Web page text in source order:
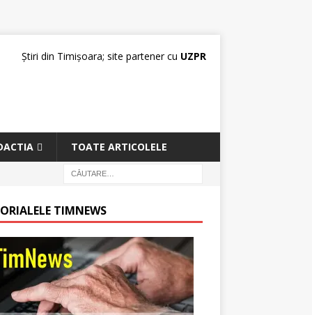
Știri din Timișoara; site partener cu UZPR
TOATE ARTICOLELE
TIMNEWS